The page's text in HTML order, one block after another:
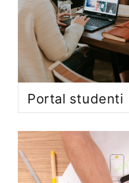
Portal studenti